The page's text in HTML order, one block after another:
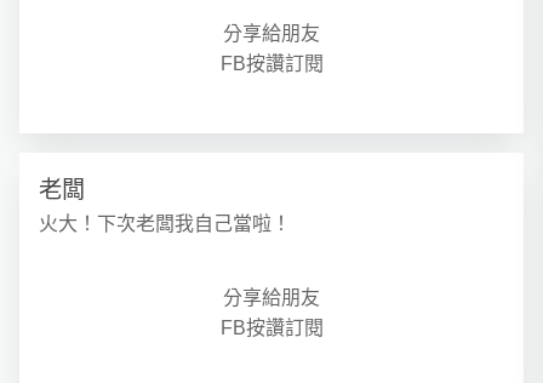
分享給朋友
FB按讚訂閱
老闆
火大！下次老闆我自己當啦！
分享給朋友
FB按讚訂閱